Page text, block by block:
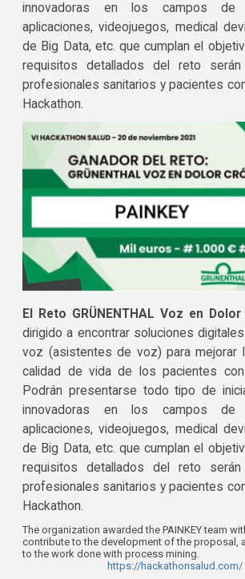
innovadoras en los campos de
aplicaciones, videojuegos, medical
de Big Data, etc. que cumplan el
requisitos detallados del reto
profesionales sanitarios y pacientes
Hackathon.
El Reto GRÜNENTHAL Voz en
dirigido a encontrar soluciones
voz (asistentes de voz) para mejorar
calidad de vida de los pacientes
Podrán presentarse todo tipo de
innovadoras en los campos de
aplicaciones, videojuegos, medical
de Big Data, etc. que cumplan el
requisitos detallados del reto
profesionales sanitarios y pacientes
Hackathon.
The organization awarded the PAINKEY team
contribute to the development of the proposal,
to the work done with process mining.
https://hackathonsalud.com/